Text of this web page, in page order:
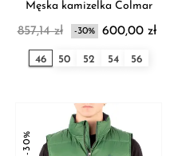
Męska kamizelka Colmar
857,14 zł -30% 600,00 zł
46 50 52 54 56
-30%